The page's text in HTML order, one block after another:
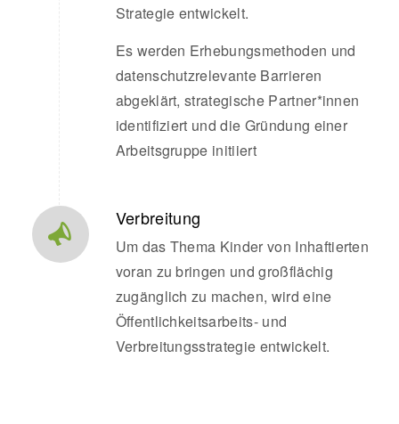
Strategie entwickelt.
Es werden Erhebungsmethoden und
datenschutzrelevante Barrieren
abgeklärt, strategische Partner*innen
identifiziert und die Gründung einer
Arbeitsgruppe initiiert
Verbreitung
Um das Thema Kinder von Inhaftierten
voran zu bringen und großflächig
zugänglich zu machen, wird eine
Öffentlichkeitsarbeits- und
Verbreitungsstrategie entwickelt.